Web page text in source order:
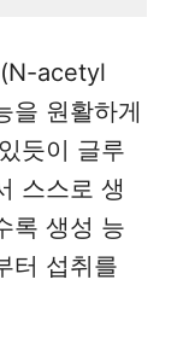
acetyl
을 원활하게
듯이 글루
스스로 생
록 생성 능
터 섭취를